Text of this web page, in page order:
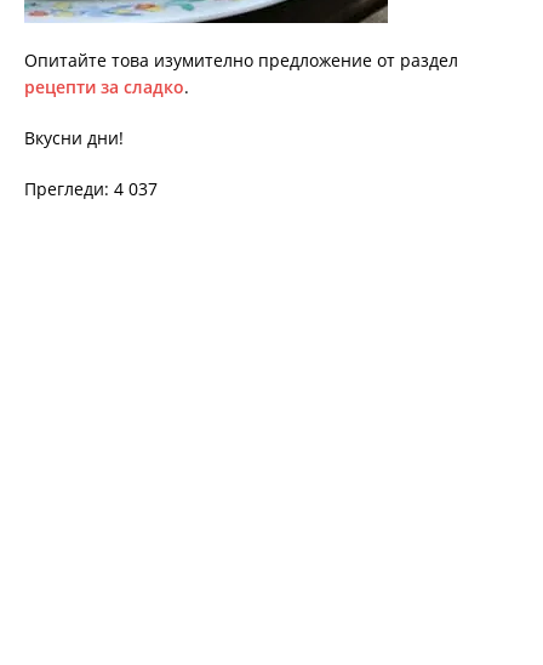
Опитайте това изумително предложение от раздел
рецепти за сладко.
Вкусни дни!
Прегледи: 4 037